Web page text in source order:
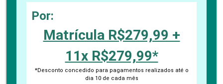
Por:
Matrícula R$279,99 +
11x R$279,99*
*Desconto concedido para pagamentos realizados até o
dia 10 de cada mês